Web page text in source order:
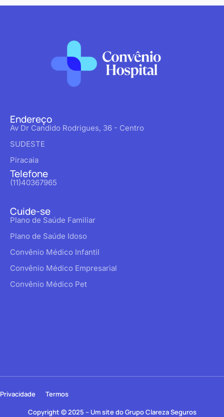
Endereço
Av Dr Candido Rodrigues, 36 - Centro
SUDESTE
Piracaia
Telefone
(11)40367965
Cuide-se
Plano de Saúde Familiar
Plano de Saúde Idoso
Convênio Médico Infantil
Convênio Médico Empresarial
Convênio Médico Pet
Copyright © 2025 – Um site do Grupo Clareza Seguros
Privacidade Termos